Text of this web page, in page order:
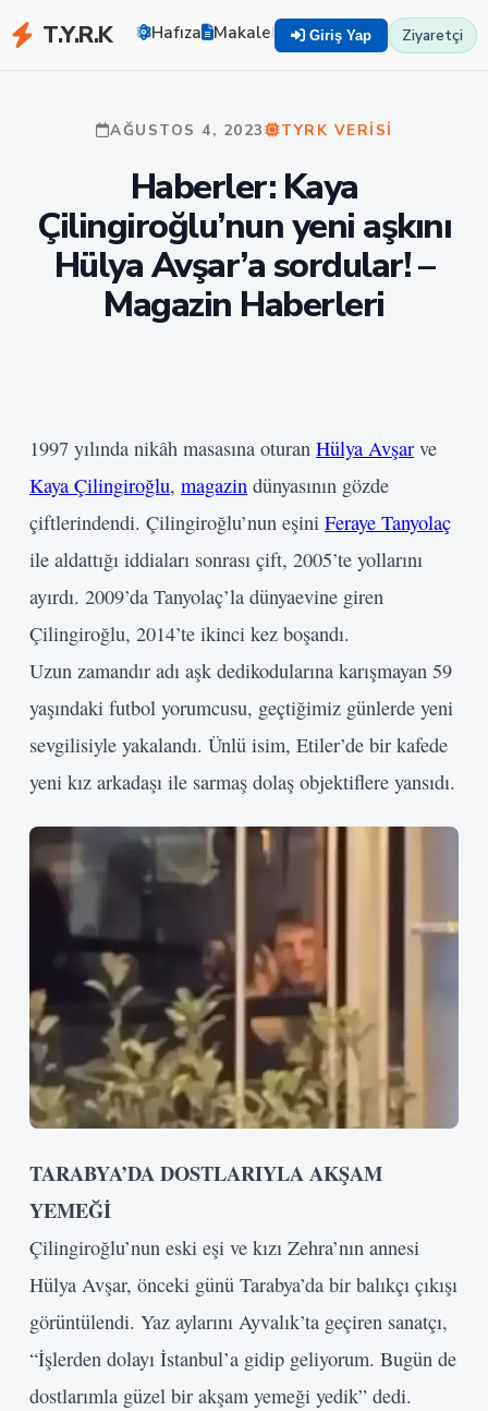
T.Y.R.K Hafıza Makaleler Zekayı Eğit TYRK
Giriş Yap Ziyaretçi
AĞUSTOS 4, 2023 TYRK VERISI
Haberler: Kaya
Çilingiroğlu’nun yeni aşkını
Hülya Avşar’a sordular! –
Magazin Haberleri
1997 yılında nikâh masasına oturan Hülya Avşar ve
Kaya Çilingiroğlu, magazin dünyasının gözde
çiftlerindendi. Çilingiroğlu’nun eşini Feraye Tanyolaç
ile aldattığı iddiaları sonrası çift, 2005’te yollarını
ayırdı. 2009’da Tanyolaç’la dünyaevine giren
Çilingiroğlu, 2014’te ikinci kez boşandı.
Uzun zamandır adı aşk dedikodularına karışmayan 59
yaşındaki futbol yorumcusu, geçtiğimiz günlerde yeni
sevgilisiyle yakalandı. Ünlü isim, Etiler’de bir kafede
yeni kız arkadaşı ile sarmaş dolaş objektiflere yansıdı.
TARABYA’DA DOSTLARIYLA AKŞAM
YEMEĞİ
Çilingiroğlu’nun eski eşi ve kızı Zehra’nın annesi
Hülya Avşar, önceki günü Tarabya’da bir balıkçı çıkışı
görüntülendi. Yaz aylarını Ayvalık’ta geçiren sanatçı,
“İşlerden dolayı İstanbul’a gidip geliyorum. Bugün de
dostlarımla güzel bir akşam yemeği yedik” dedi.